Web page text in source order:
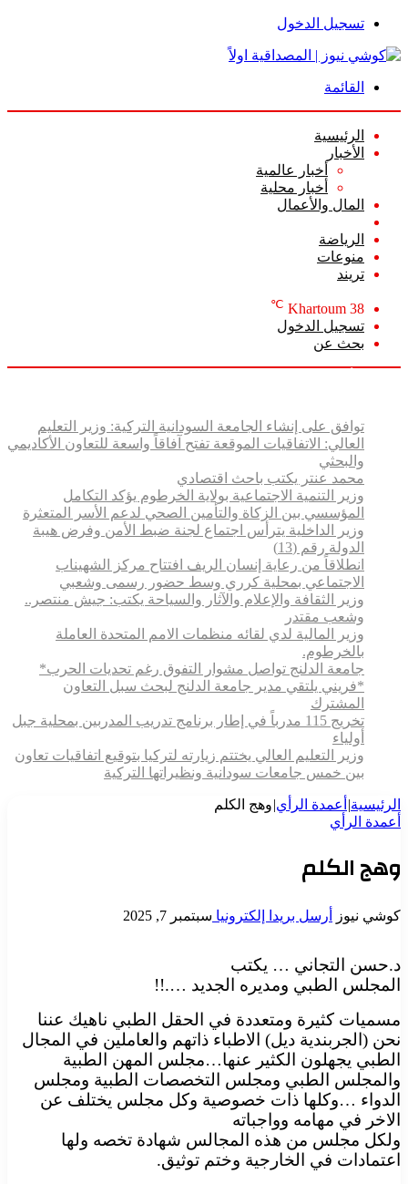
تسجيل الدخول
القائمة
الرئيسية
الأخبار
أخبار عالمية
أخبار محلية
المال والأعمال
الرياضة
منوعات
تريند
Khartoum 38
℃
تسجيل الدخول
بحث عن
توافق على إنشاء الجامعة السودانية التركية: وزير التعليم
العالي: الاتفاقيات الموقعة تفتح آفاقاً واسعة للتعاون الأكاديمي
والبحثي
محمد عنتر يكتب باحث اقتصادي
وزير التنمية الاجتماعية بولاية الخرطوم يؤكد التكامل
المؤسسي بين الزكاة والتأمين الصحي لدعم الأسر المتعثرة
وزير الداخلية يترأس اجتماع لجنة ضبط الأمن وفرض هيبة
الدولة رقم (13)
انطلاقاً من رعاية إنسان الريف افتتاح مركز الشهيناب
الاجتماعي بمحلية كرري وسط حضور رسمى وشعبي
وزير الثقافة والإعلام والآثار والسياحة يكتب: جيش منتصر..
وشعب مقتدر
وزير المالية لدي لقائه منظمات الامم المتحدة العاملة
بالخرطوم.
جامعة الدلنج تواصل مشوار التفوق رغم تحديات الحرب*
*فريني يلتقي مدير جامعة الدلنج لبحث سبل التعاون
المشترك
تخريج 115 مدرباً في إطار برنامج تدريب المدربين بمحلية جبل
أولياء
وزير التعليم العالي يختتم زيارته لتركيا بتوقيع اتفاقيات تعاون
بين خمس جامعات سودانية ونظيراتها التركية
الرئيسية| أعمدة الرأي|وهج الكلم
أعمدة الرأي
وهج الكلم
كوشي نيوز أرسل بريدا إلكترونيا سبتمبر 7, 2025
د.حسن التجاني … يكتب
المجلس الطبي ومديره الجديد ….!!
مسميات كثيرة ومتعددة في الحقل الطبي ناهيك عننا
نحن (الجربندية ديل) الاطباء ذاتهم والعاملين في المجال
الطبي يجهلون الكثير عنها…مجلس المهن الطبية
والمجلس الطبي ومجلس التخصصات الطبية ومجلس
الدواء …وكلها ذات خصوصية وكل مجلس يختلف عن
الاخر في مهامه وواجباته
ولكل مجلس من هذه المجالس شهادة تخصه ولها
اعتمادات في الخارجية وختم توثيق.